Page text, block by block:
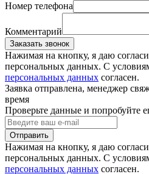
Номер телефона
Комментарий
Заказать звонок
Нажимая на кнопку, я даю
персональных данных. С
персональных данных согласен.
Заявка отправлена, менеджер
время
Проверьте данные и попробуйте
Отправить
Нажимая на кнопку, я даю
персональных данных. С
персональных данных согласен.